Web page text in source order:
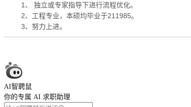
1、 独立或专家指导下进行流程优化。
2、工程专业，本硕均毕业于211985。
3、努力上进。
AI智聘鼠
你的专属 AI 求职助理